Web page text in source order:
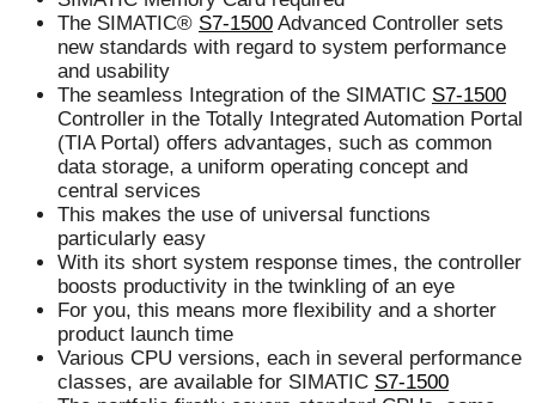
The SIMATIC® S7-1500 Advanced Controller sets
new standards with regard to system performance
and usability
The seamless Integration of the SIMATIC S7-1500
Controller in the Totally Integrated Automation Portal
(TIA Portal) offers advantages, such as common
data storage, a uniform operating concept and
central services
This makes the use of universal functions
particularly easy
With its short system response times, the controller
boosts productivity in the twinkling of an eye
For you, this means more flexibility and a shorter
product launch time
Various CPU versions, each in several performance
classes, are available for SIMATIC S7-1500